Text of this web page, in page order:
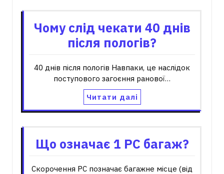
Чому слід чекати 40 днів
після пологів?
40 днів після пологів Навпаки, це наслідок
поступового загоєння ранової…
Читати далі
Що означає 1 PC багаж?
Скорочення PC позначає багажне місце (від